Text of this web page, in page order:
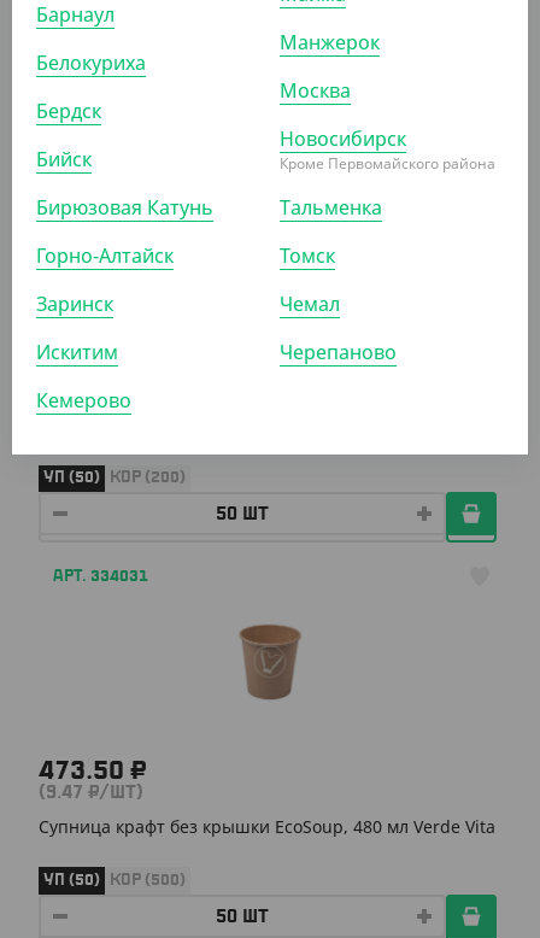
EcoSoup 760 мл Verde Vita
УП (25) КОР (500)
АРТ. 33433
1 240.50 ₽
(24.81 ₽/ШТ)
УП (50) КОР (200)
АРТ. 334031
473.50 ₽
(9.47 ₽/ШТ)
Супница крафт без крышки EcoSoup, 480 мл Verde Vita
УП (50) КОР (500)
Барнаул
Белокуриха
Бердск
Бийск
Бирюзовая Катунь
Горно-Алтайск
Заринск
Искитим
Кемерово
Манжерок
Москва
Новосибирск
Кроме Первомайского района
Тальменка
Томск
Чемал
Черепаново